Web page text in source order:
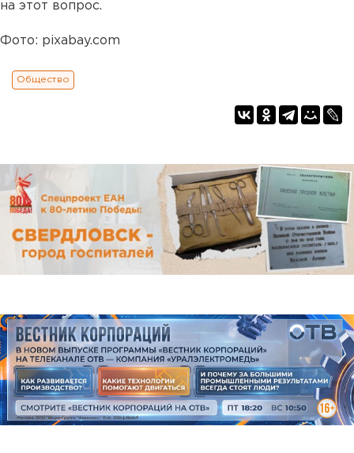
на этот вопрос.
Фото: pixabay.com
Общество